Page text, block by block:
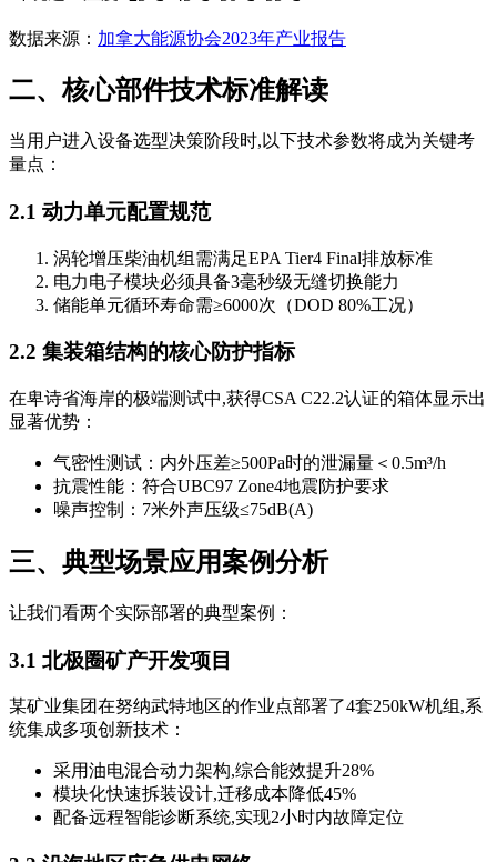
数据来源： 加拿大能源协会2023年产业报告
二、核心部件技术标准解读
当用户进入设备选型决策阶段时,以下技术参数将成为关键考
量点：
2.1 动力单元配置规范
涡轮增压柴油机组需满足EPA Tier4 Final排放标准
电力电子模块必须具备3毫秒级无缝切换能力
储能单元循环寿命需≥6000次（DOD 80%工况）
2.2 集装箱结构的核心防护指标
在卑诗省海岸的极端测试中,获得CSA C22.2认证的箱体显示出
显著优势：
气密性测试：内外压差≥500Pa时的泄漏量＜0.5m³/h
抗震性能：符合UBC97 Zone4地震防护要求
噪声控制：7米外声压级≤75dB(A)
三、典型场景应用案例分析
让我们看两个实际部署的典型案例：
3.1 北极圈矿产开发项目
某矿业集团在努纳武特地区的作业点部署了4套250kW机组,系
统集成多项创新技术：
采用油电混合动力架构,综合能效提升28%
模块化快速拆装设计,迁移成本降低45%
配备远程智能诊断系统,实现2小时内故障定位